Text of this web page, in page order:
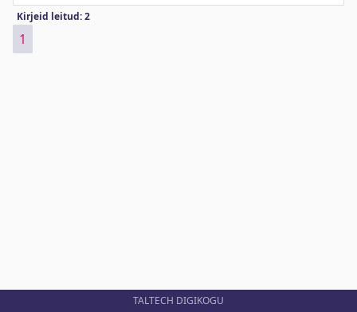
Kirjeid leitud: 2
1
TALTECH DIGIKOGU